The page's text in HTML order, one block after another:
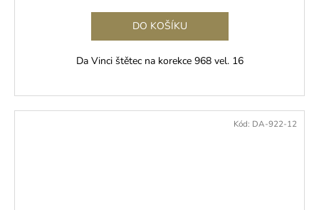
DO KOŠÍKU
Da Vinci štětec na korekce 968 vel. 16
Kód: DA-922-12